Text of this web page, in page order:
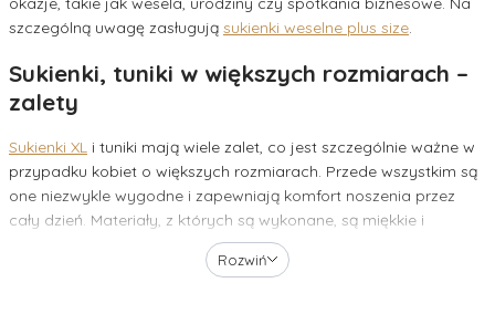
szczególną uwagę zasługują sukienki weselne plus size.
Sukienki, tuniki w większych rozmiarach –
zalety
Sukienki XL i tuniki mają wiele zalet, co jest szczególnie ważne w
przypadku kobiet o większych rozmiarach. Przede wszystkim są
one niezwykle wygodne i zapewniają komfort noszenia przez
cały dzień. Materiały, z których są wykonane, są miękkie i
elastyczne, co pozwala na swobodę ruchów. Dodatkowo
większe rozmiary umożliwiają kobietom noszenie bielizny
Rozwiń